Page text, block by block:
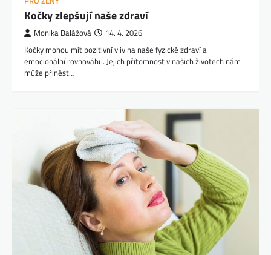
Kočky zlepšují naše zdraví
Monika Balážová 14. 4. 2026
Kočky mohou mít pozitivní vliv na naše fyzické zdraví a
emocionální rovnováhu. Jejich přítomnost v našich životech nám
může přinést…